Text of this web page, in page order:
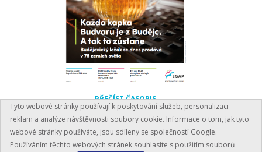
PŘEČÍST ČASOPIS
Tyto webové stránky používají k poskytování služeb, personalizaci
reklam a analýze návštěvnosti soubory cookie. Informace o tom, jak tyto
webové stránky používáte, jsou sdíleny se společností Google.
Používáním těchto webových stránek souhlasíte s použitím souborů